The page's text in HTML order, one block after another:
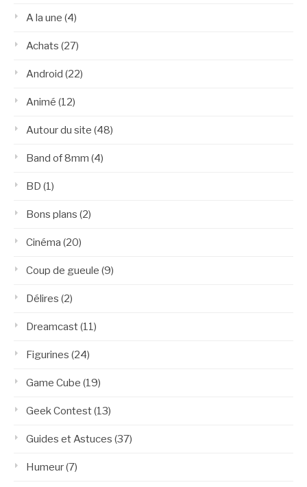
A la une (4)
Achats (27)
Android (22)
Animé (12)
Autour du site (48)
Band of 8mm (4)
BD (1)
Bons plans (2)
Cinéma (20)
Coup de gueule (9)
Délires (2)
Dreamcast(11)
Figurines (24)
Game Cube (19)
Geek Contest(13)
Guides et Astuces (37)
Humeur(7)